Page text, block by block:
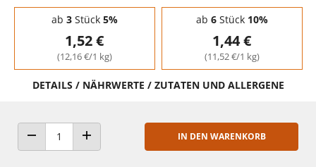
Staffelpreise - Mengenrabatt
ab 3Stück 5%
1,52 €
(12,16 €/1 kg)
ab 6Stück 10%
1,44 €
(11,52 €/1 kg)
DETAILS / NÄHRWERTE / ZUTATEN UND ALLERGENE
ANZAHL VERRINGERNANZAHL ERHÖHEN
IN DEN WARENKORB